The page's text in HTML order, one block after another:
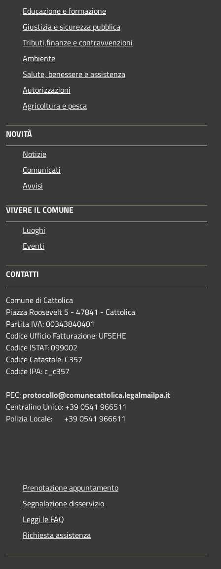
Educazione e formazione
Giustizia e sicurezza pubblica
Tributi,finanze e contravvenzioni
Ambiente
Salute, benessere e assistenza
Autorizzazioni
Agricoltura e pesca
NOVITÀ
Notizie
Comunicati
Avvisi
VIVERE IL COMUNE
Luoghi
Eventi
CONTATTI
Comune di Cattolica
Piazza Roosevelt 5 - 47841 - Cattolica
Partita IVA: 00343840401
Codice Ufficio Fatturazione: UF5EHE
Codice ISTAT: 099002
Codice Catastale: C357
Codice IPA: c_c357
PEC: protocollo@comunecattolica.legalmailpa.it
Centralino Unico: +39 0541 966511
Polizia Locale: +39 0541 966611
Prenotazione appuntamento
Segnalazione disservizio
Leggi le FAQ
Richiesta assistenza